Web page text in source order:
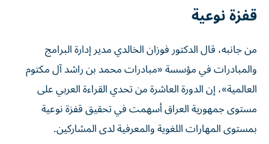
قفزة نوعية
من جانبه، قال الدكتور فوزان الخالدي مدير إدارة البرامج
والمبادرات في مؤسسة «مبادرات محمد بن راشد آل مكتوم
العالمية»، إن الدورة العاشرة من تحدي القراءة العربي على
مستوى جمهورية العراق أسهمت في تحقيق قفزة نوعية
بمستوى المهارات اللغوية والمعرفية لدى المشاركين.